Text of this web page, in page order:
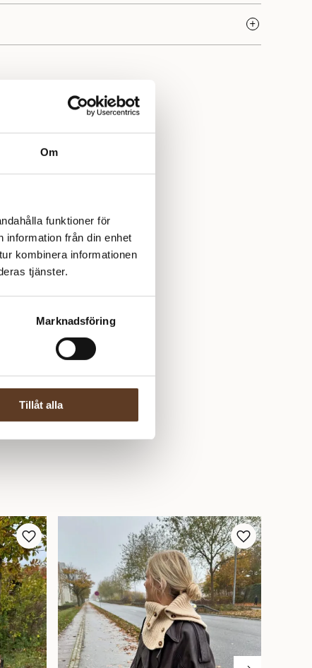
Om
funktioner för
information från din enhet
kombinera informationen
tjänster.
Marknadsföring
Tillåt alla